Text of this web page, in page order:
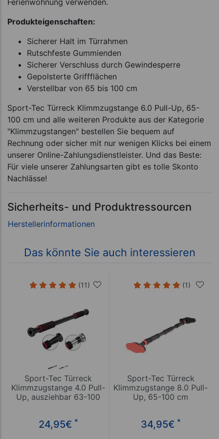
Ferienwohnung verwenden.
Produkteigenschaften:
Sicherer Halt im Türrahmen
Rutschfeste Gummienden
Sicherer Verschluss durch Gewindesperre
Gepolsterte Griffflächen
Verstellbar von 65 bis 100 cm
Sport-Tec Türreck Klimmzugstange 6.0 Pull-Up, 65-
100 cm und alle weiteren Produkte aus der Kategorie
"Klimmzugstangen" bestellen Sie bequem auf
Rechnung oder sicher mit nur wenigen Klicks bei einem
unserer Online-Zahlungsdienstleister. Und das Beste:
Für viele unserer Zahlungsarten gibt es tolle Skonto
Nachlässe!
Sicherheits- und Produktressourcen
Das könnte Sie auch interessieren
(11)
Sport-Tec Türreck
Klimmzugstange 4.0 Pull-
Up, ausziehbar 63-100
24,95€ *
(1)
Sport-Tec Türreck
Klimmzugstange 8.0 Pull-
Up, 65-100 cm
34,95€ *